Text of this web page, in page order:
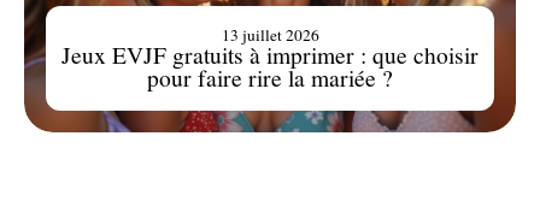
Jeux EVJF gratuits à imprimer : que choisir
pour faire rire la mariée ?
13 juillet 2026